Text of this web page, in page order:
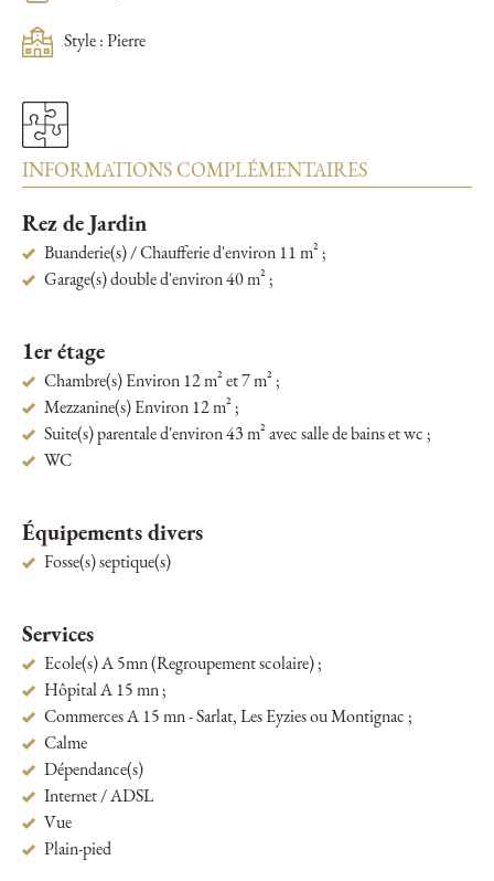
Style : Pierre
INFORMATIONS COMPLÉMENTAIRES
Rez de Jardin
Buanderie(s) / Chaufferie d'environ 11 m² ;
Garage(s) double d'environ 40 m² ;
1er étage
Chambre(s) Environ 12 m² et 7 m² ;
Mezzanine(s) Environ 12 m² ;
Suite(s) parentale d'environ 43 m² avec salle de bains et wc ;
WC
Équipements divers
Fosse(s) septique(s)
Services
Ecole(s) A 5mn (Regroupement scolaire) ;
Hôpital A 15 mn ;
Commerces A 15 mn - Sarlat, Les Eyzies ou Montignac ;
Calme
Dépendance(s)
Internet / ADSL
Vue
Plain-pied